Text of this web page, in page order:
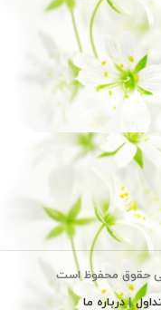
حقوق محفوظ است
|درباره ما